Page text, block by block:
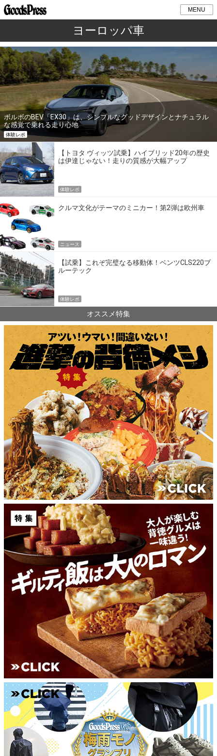
MENU
ヨーロッパ車
ボルボのBEV「EX30」は、シンプルなグッドデザインとナチュラル
な感覚で乗れる走り心地
体験レポ
【トヨタ ヴィッツ試乗】ハイブリッド20年の歴史
は伊達じゃない！走りの質感が大幅アップ
体験レポ
クルマ文化がテーマのミニカー！第2弾は欧州車
ニュース
【試乗】これぞ完璧なる移動体！ベンツCLS220ブ
ルーテック
体験レポ
オススメ特集